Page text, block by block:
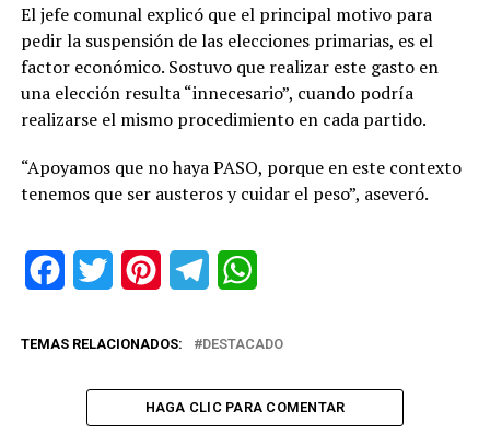
El jefe comunal explicó que el principal motivo para
pedir la suspensión de las elecciones primarias, es el
factor económico. Sostuvo que realizar este gasto en
una elección resulta “innecesario”, cuando podría
realizarse el mismo procedimiento en cada partido.
“Apoyamos que no haya PASO, porque en este contexto
tenemos que ser austeros y cuidar el peso”, aseveró.
FacebookTwitter PinterestTelegram
TEMAS RELACIONADOS: DESTACADO
HAGA CLIC PARA COMENTAR